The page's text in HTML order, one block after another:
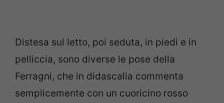
Distesa sul letto, poi seduta, in piedi e in
pelliccia, sono diverse le pose della
Ferragni, che in didascalia commenta
semplicemente con un cuoricino rosso